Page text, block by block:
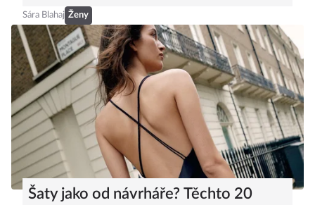
Sára Blahaj Ženy
Šaty jako od návrháře? Těchto 20